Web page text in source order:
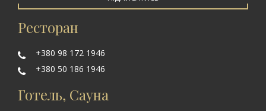
Ресторан
+380 98 172 1946
+380 50 186 1946
Готель, Сауна